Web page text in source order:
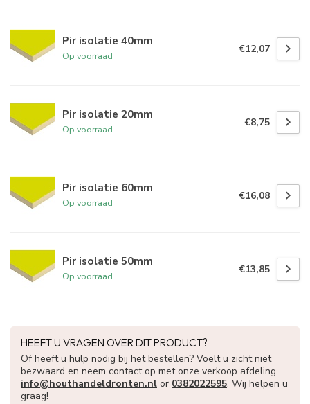
Pir isolatie 40mm
Op voorraad
€12,07
Pir isolatie 20mm
Op voorraad
€8,75
Pir isolatie 60mm
Op voorraad
€16,08
Pir isolatie 50mm
Op voorraad
€13,85
HEEFT U VRAGEN OVER DIT PRODUCT?
Of heeft u hulp nodig bij het bestellen? Voelt u zicht niet
bezwaard en neem contact op met onze verkoop afdeling
info@houthandeldronten.nl or 0382022595. Wij helpen u
graag!